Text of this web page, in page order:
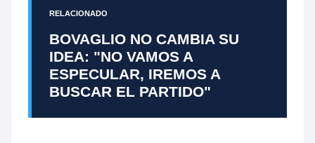
RELACIONADO
BOVAGLIO NO CAMBIA SU
IDEA: "NO VAMOS A
ESPECULAR, IREMOS A
BUSCAR EL PARTIDO"